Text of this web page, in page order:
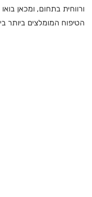
ורווחית בתחום, ומכאן
הטיפוח המומלצים ביותר